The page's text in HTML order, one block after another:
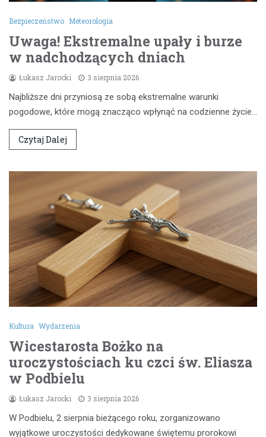
Bezpieczeństwo Meteorologia
Uwaga! Ekstremalne upały i burze
w nadchodzących dniach
Łukasz Jarocki 3 sierpnia 2026
Najbliższe dni przyniosą ze sobą ekstremalne warunki
pogodowe, które mogą znacząco wpłynąć na codzienne życie…
Czytaj Dalej
Kultura Wydarzenia
Wicestarosta Bożko na
uroczystościach ku czci św. Eliasza
w Podbielu
Łukasz Jarocki 3 sierpnia 2026
W Podbielu, 2 sierpnia bieżącego roku, zorganizowano
wyjątkowe uroczystości dedykowane świętemu prorokowi